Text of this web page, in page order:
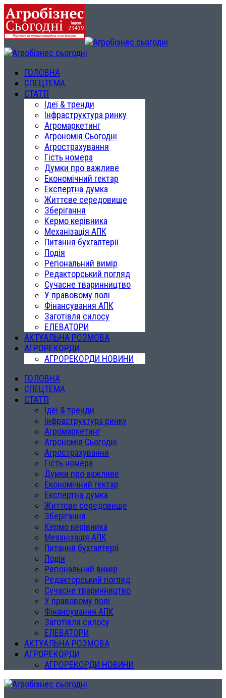
ГОЛОВНА
СПЕЦТЕМА
СТАТТІ
Ідеї & тренди
Інфраструктура ринку
Агромаркетинг
Агрономія Сьогодні
Агрострахування
Гість номера
Думки про важливе
Економічний гектар
Експертна думка
Життєве середовище
Зберігання
Кермо керівника
Механізація АПК
Питання бухгалтерії
Подія
Регіональний вимір
Редакторський погляд
Сучасне тваринництво
У правовому полі
Фінансування АПК
Заготівля силосу
ЕЛЕВАТОРИ
АКТУАЛЬНА РОЗМОВА
АГРОРЕКОРДИ
АГРОРЕКОРДИ НОВИНИ
ГОЛОВНА
СПЕЦТЕМА
СТАТТІ
Ідеї & тренди
Інфраструктура ринку
Агромаркетинг
Агрономія Сьогодні
Агрострахування
Гість номера
Думки про важливе
Економічний гектар
Експертна думка
Життєве середовище
Зберігання
Кермо керівника
Механізація АПК
Питання бухгалтерії
Подія
Регіональний вимір
Редакторський погляд
Сучасне тваринництво
У правовому полі
Фінансування АПК
Заготівля силосу
ЕЛЕВАТОРИ
АКТУАЛЬНА РОЗМОВА
АГРОРЕКОРДИ
АГРОРЕКОРДИ НОВИНИ